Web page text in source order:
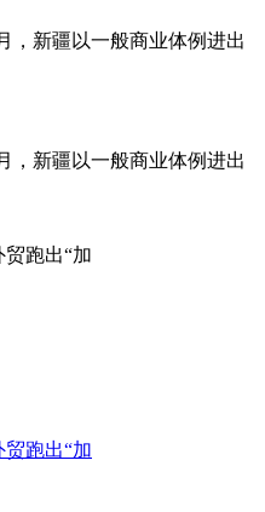
，新疆以一般商业体例进出
，新疆以一般商业体例进出
贸跑出“加
贸跑出“加